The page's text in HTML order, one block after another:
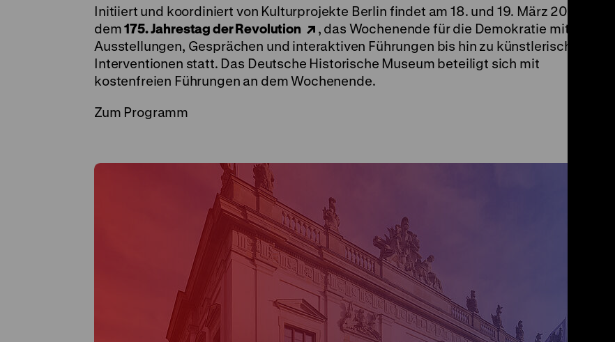
Initiiert und koordiniert von Kulturprojekte Berlin findet am 18. und 19. März 2023,
dem175. Jahrestag der Revolution
, das Wochenende für die Demokratie mit
Ausstellungen, Gesprächen und interaktiven Führungen bis hin zu künstlerischen
Interventionen statt. Das Deutsche Historische Museum beteiligt sich mit
kostenfreien Führungen an dem Wochenende.
Zum Programm